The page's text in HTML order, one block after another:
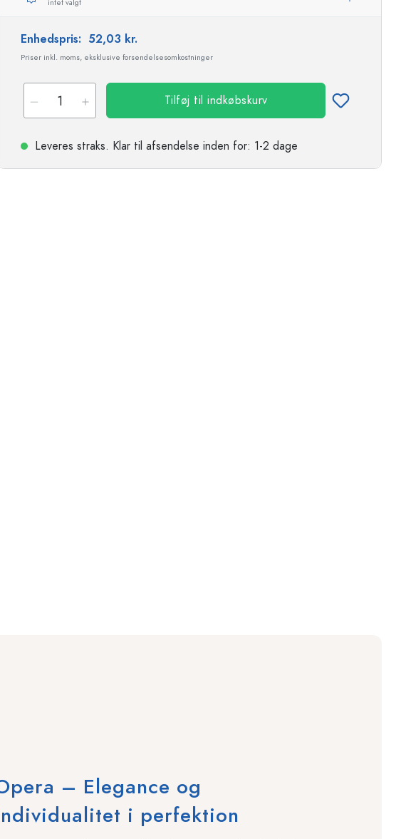
intet valgt
Enhedspris: 52,03 kr.
Priser inkl. moms, eksklusive forsendelsesomkostninger
Tilføj til indkøbskurv
Leveres straks. Klar til afsendelse inden for: 1-2 dage
– Elegance og
i perfektion